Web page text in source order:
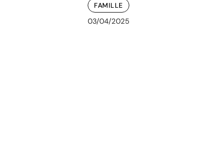
FAMILLE
03/04/2025